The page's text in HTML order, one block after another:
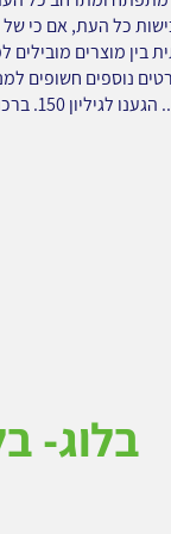
כל העת, אם כי
בין מוצרים מובילים
נוספים חשופים
לגיליון 150. ברכות!
בלוג-